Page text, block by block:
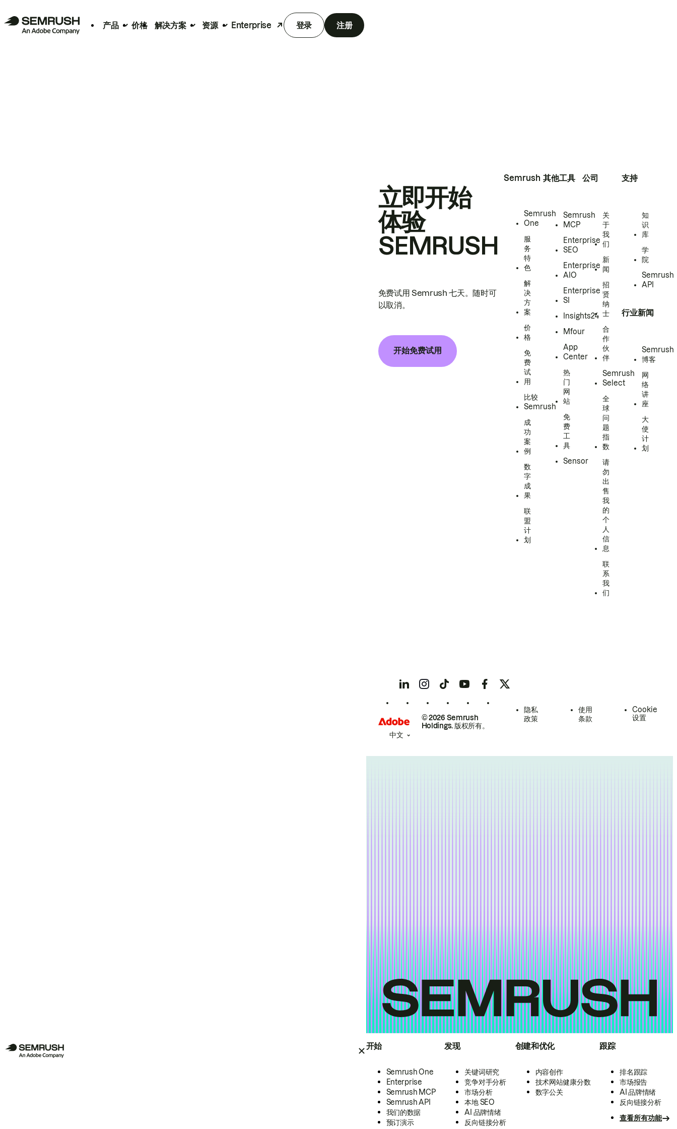
产品 价格 解决方案 资源 Enterprise 登录 注册
开始
Semrush One
Enterprise
Semrush MCP
Semrush API
我们的数据
预订演示
发现
关键词研究
竞争对手分析
市场分析
本地 SEO
AI 品牌情绪
反向链接分析
创建和优化
内容创作
技术网站健康分数
数字公关
跟踪
排名跟踪
市场报告
AI 品牌情绪
反向链接分析
查看所有功能
立即开始
体验
SEMRUSH
免费试用 Semrush 七天。随时可
以取消。
开始免费试用
Semrush
Semrush
One
服
务
特
色
解
决
方
案
价
格
免
费
试
用
比较
Semrush
成
功
案
例
数
字
成
果
联
盟
计
划
其他工具
Semrush
MCP
Enterprise
SEO
Enterprise
AIO
Enterprise
SI
Insights24
Mfour
App
Center
热
门
网
站
免
费
工
具
Sensor
公司
关
于
我
们
新
闻
招
贤
纳
士
合
作
伙
伴
Semrush
Select
全
球
问
题
指
数
请
勿
出
售
我
的
个
人
信
息
联
系
我
们
支持
知
识
库
学
院
Semrush
API
行业新闻
Semrush
博客
网
络
讲
座
大
使
计
划
© 2026 Semrush
Holdings. 版权所有。
隐私
政策
使用
条款
Cookie
设置
中文